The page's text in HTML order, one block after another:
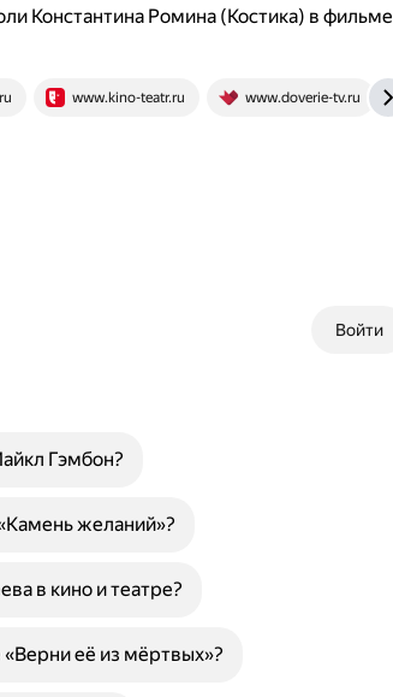
Константина Ромина (Костика) в фильме
www.kino-teatr.ru www.doverie-tv.ru
Войти
Гэмбон?
желаний»?
в кино и театре?
её из мёртвых»?